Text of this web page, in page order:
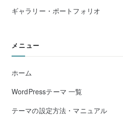
ギャラリー・ポートフォリオ
メニュー
ホーム
WordPressテーマ 一覧
テーマの設定方法・マニュアル